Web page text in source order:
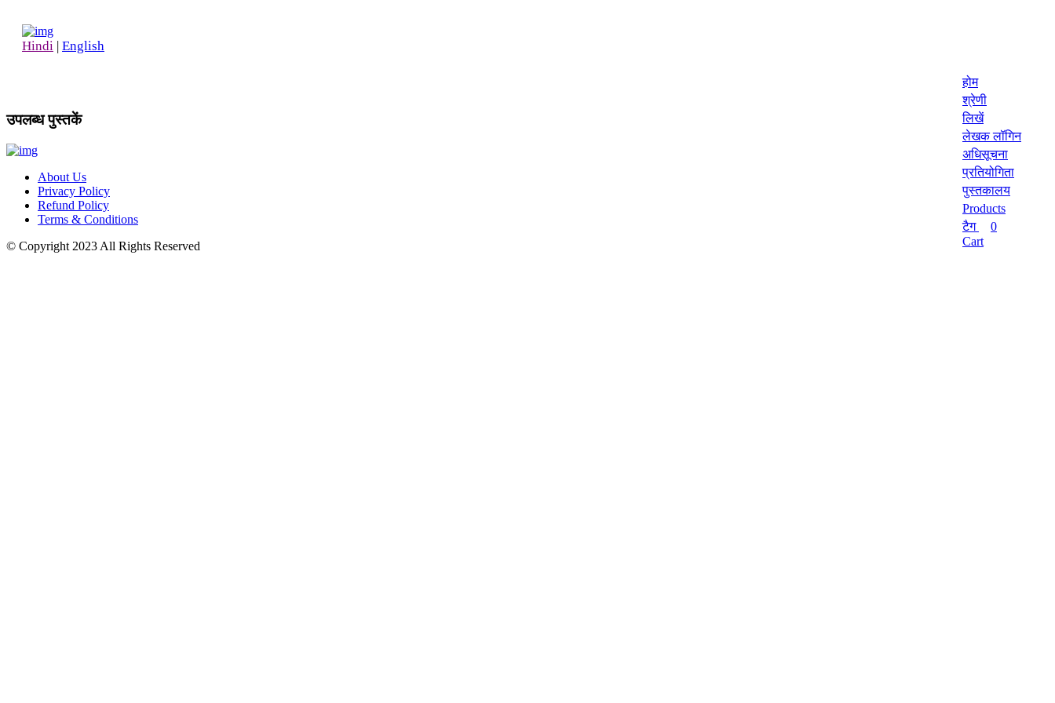
Hindi | English
होम
श्रेणी
लिखें
लेखक लॉगिन
अधिसूचना
प्रतियोगिता
पुस्तकालय
Products
टैग
0
Cart
उपलब्ध पुस्तकें
About Us
Privacy Policy
Refund Policy
Terms & Conditions
© Copyright 2023 All Rights Reserved